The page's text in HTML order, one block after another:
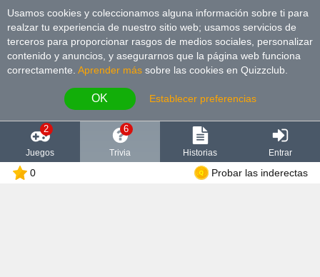
Usamos cookies y coleccionamos alguna información sobre ti para
realzar tu experiencia de nuestro sitio web; usamos servicios de
terceros para proporcionar rasgos de medios sociales, personalizar
contenido y anuncios, y asegurarnos que la página web funciona
correctamente. Aprender más sobre las cookies en Quizzclub.
OK Establecer preferencias
2
Juegos
6
Trivia Historias Entrar
0 Probar las inderectas